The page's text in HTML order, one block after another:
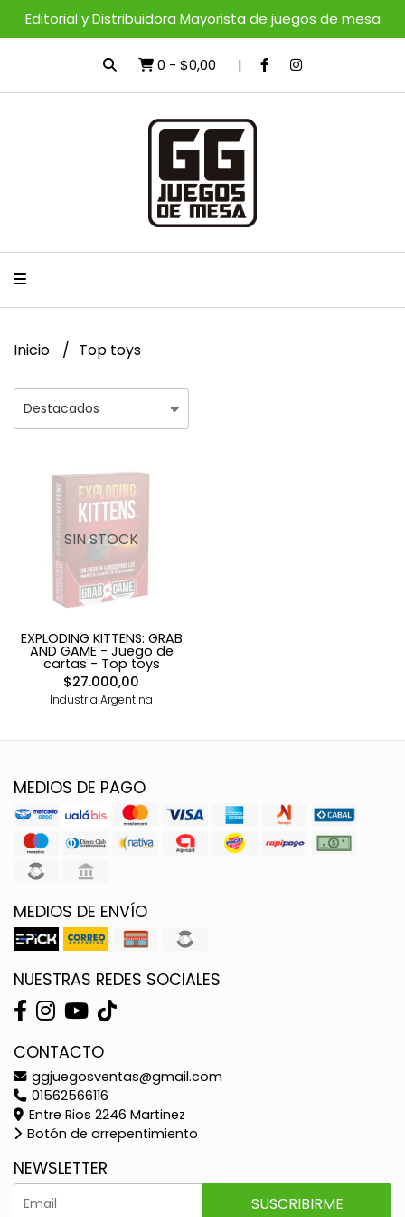
Editorial y Distribuidora Mayorista de juegos de mesa
0 - $0,00
Inicio Top toys
SIN STOCK
EXPLODING KITTENS: GRAB
AND GAME - Juego de
cartas - Top toys
$27.000,00
Industria Argentina
MEDIOS DE PAGO
MEDIOS DE ENVÍO
NUESTRAS REDES SOCIALES
CONTACTO
ggjuegosventas@gmail.com
01562566116
Entre Rios 2246 Martinez
Botón de arrepentimiento
NEWSLETTER
SUSCRIBIRME